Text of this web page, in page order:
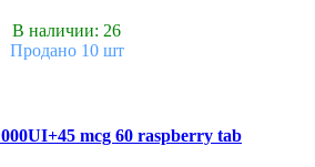
В наличии: 26
Продано 10 шт
mcg 60 raspberry tab